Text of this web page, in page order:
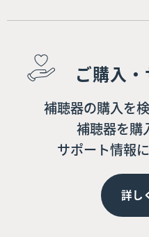
ご購入
補聴器の購入を
補聴器を購
サポート情報
詳し